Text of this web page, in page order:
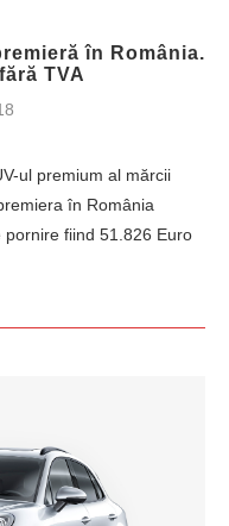
în România.
TVA
ul premium al mărcii
în România
fiind 51.826 Euro